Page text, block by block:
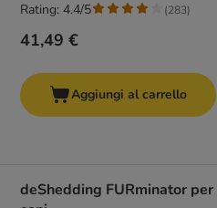
41,49 €
Rating: 4.4/5 (283)
Aggiungi al carrello
deShedding FURminator per